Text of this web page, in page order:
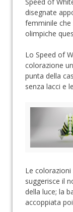
disegnate
femminile che
olimpiche
Lo Speed of
colorazione
punta della
senza lacci e le
Le
suggerisce il
della luce; la
accoppiata